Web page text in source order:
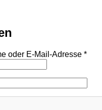
oder E-Mail-Adresse *